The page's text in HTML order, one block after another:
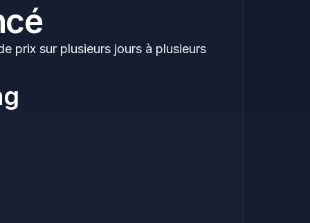
prix sur plusieurs jours à plusieurs